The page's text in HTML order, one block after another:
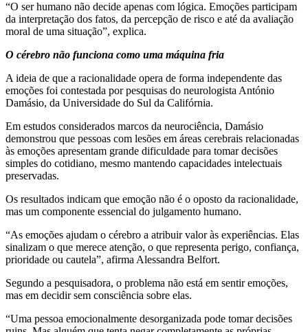
“O ser humano não decide apenas com lógica. Emoções participam
da interpretação dos fatos, da percepção de risco e até da avaliação
moral de uma situação”, explica.
O cérebro não funciona como uma máquina fria
A ideia de que a racionalidade opera de forma independente das
emoções foi contestada por pesquisas do neurologista António
Damásio, da Universidade do Sul da Califórnia.
Em estudos considerados marcos da neurociência, Damásio
demonstrou que pessoas com lesões em áreas cerebrais relacionadas
às emoções apresentam grande dificuldade para tomar decisões
simples do cotidiano, mesmo mantendo capacidades intelectuais
preservadas.
Os resultados indicam que emoção não é o oposto da racionalidade,
mas um componente essencial do julgamento humano.
“As emoções ajudam o cérebro a atribuir valor às experiências. Elas
sinalizam o que merece atenção, o que representa perigo, confiança,
prioridade ou cautela”, afirma Alessandra Belfort.
Segundo a pesquisadora, o problema não está em sentir emoções,
mas em decidir sem consciência sobre elas.
“Uma pessoa emocionalmente desorganizada pode tomar decisões